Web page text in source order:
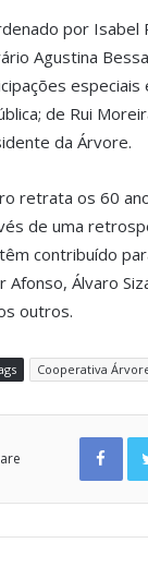
por Isabel
Agustina
especiais
de Rui
da Árvore.
retrata os 60
de uma
contribuído
Afonso, Álvaro
outros.
Cooperativa
Facebook